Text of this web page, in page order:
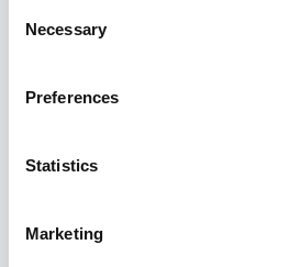
Selection
Necessary
Preferences
Statistics
Marketing
Transaktional und Marketing —
Push Notifications